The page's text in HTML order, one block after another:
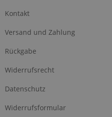
Kontakt
Versand und Zahlung
Rückgabe
Widerrufsrecht
Datenschutz
Widerrufsformular